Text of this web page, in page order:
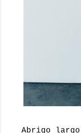
Abrigo